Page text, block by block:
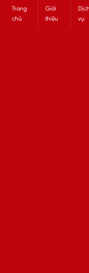
Trang
chủ
Giới
thiệu
Dịch
vụ